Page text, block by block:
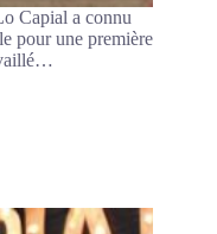
Capial a connu
pour une première